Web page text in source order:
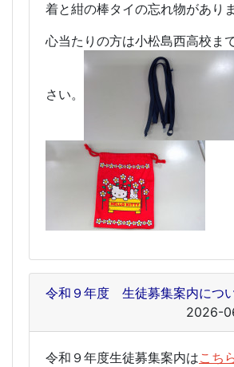
着と紺の棒タイの忘れ物がありま
心当たりの方は小松島西高校ま
さい。
令和９年度 生徒募集案内につ
2026-
令和９年度生徒募集案内はこち